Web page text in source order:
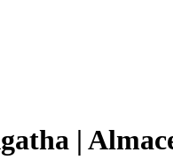
|